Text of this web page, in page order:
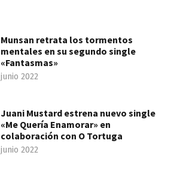
Munsan retrata los tormentos
mentales en su segundo single
«Fantasmas»
junio 2022
Juani Mustard estrena nuevo single
«Me Quería Enamorar» en
colaboración con O Tortuga
junio 2022